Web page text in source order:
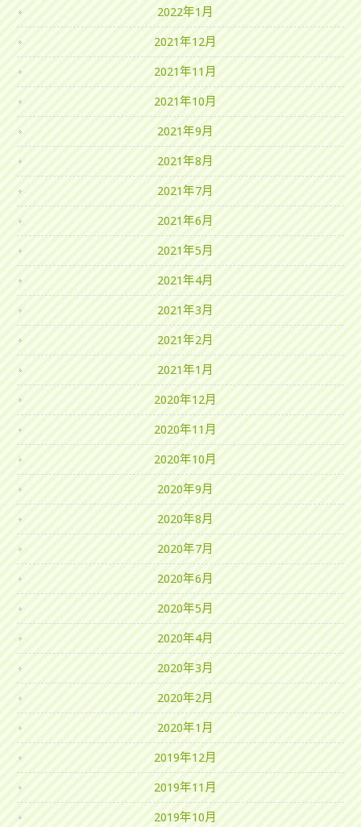
2022年1月
2021年12月
2021年11月
2021年10月
2021年9月
2021年8月
2021年7月
2021年6月
2021年5月
2021年4月
2021年3月
2021年2月
2021年1月
2020年12月
2020年11月
2020年10月
2020年9月
2020年8月
2020年7月
2020年6月
2020年5月
2020年4月
2020年3月
2020年2月
2020年1月
2019年12月
2019年11月
2019年10月